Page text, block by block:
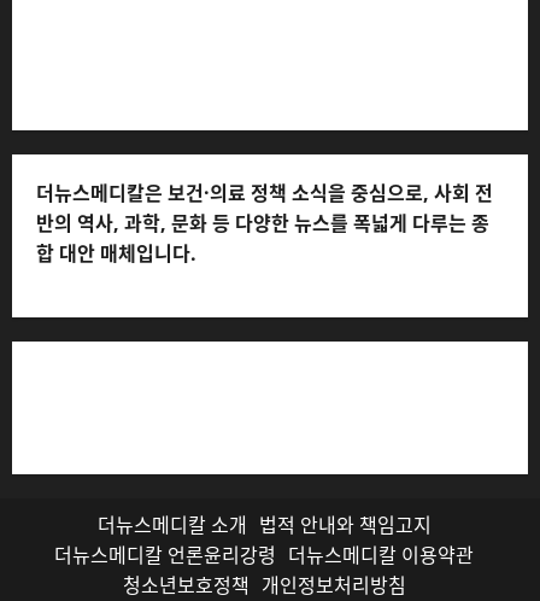
더뉴스메디칼은 보건·의료 정책 소식을 중심으로, 사회 전
반의 역사, 과학, 문화 등 다양한 뉴스를 폭넓게 다루는 종
합 대안 매체입니다.
더뉴스메디칼 소개 법적 안내와 책임고지
더뉴스메디칼 언론윤리강령 더뉴스메디칼 이용약관
청소년보호정책 개인정보처리방침